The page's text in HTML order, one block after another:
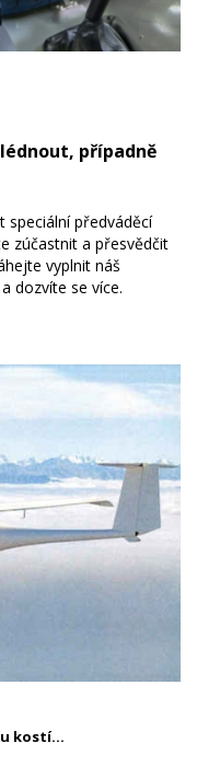
případně
speciální předváděcí
zúčastnit a přesvědčit
vyplnit náš
a dozvíte se více.
kostí…